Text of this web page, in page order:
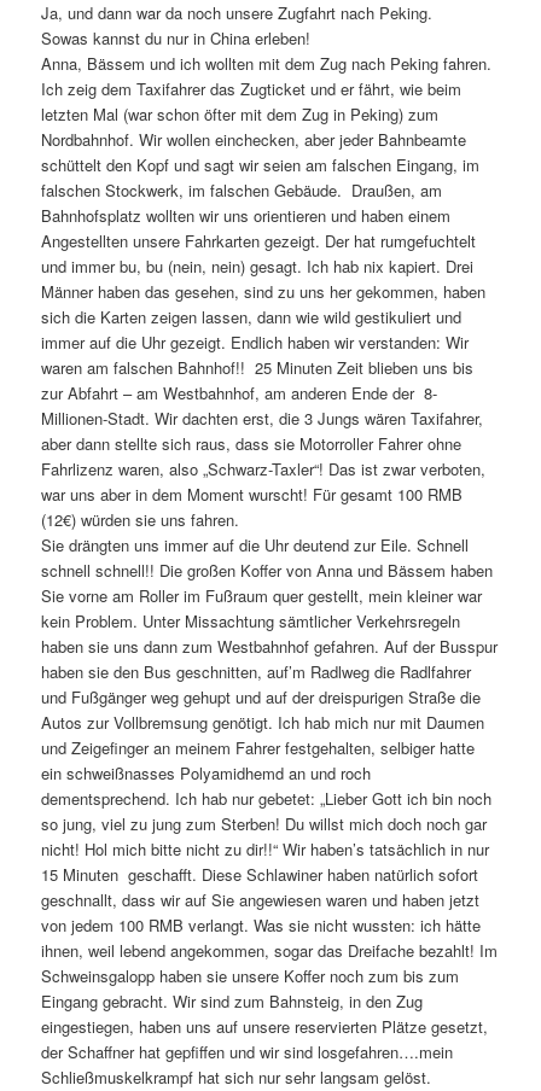
Ja, und dann war da noch unsere Zugfahrt nach Peking.
Sowas kannst du nur in China erleben!
Anna, Bässem und ich wollten mit dem Zug nach Peking fahren.
Ich zeig dem Taxifahrer das Zugticket und er fährt, wie beim
letzten Mal (war schon öfter mit dem Zug in Peking) zum
Nordbahnhof. Wir wollen einchecken, aber jeder Bahnbeamte
schüttelt den Kopf und sagt wir seien am falschen Eingang, im
falschen Stockwerk, im falschen Gebäude. Draußen, am
Bahnhofsplatz wollten wir uns orientieren und haben einem
Angestellten unsere Fahrkarten gezeigt. Der hat rumgefuchtelt
und immer bu, bu (nein, nein) gesagt. Ich hab nix kapiert. Drei
Männer haben das gesehen, sind zu uns her gekommen, haben
sich die Karten zeigen lassen, dann wie wild gestikuliert und
immer auf die Uhr gezeigt. Endlich haben wir verstanden: Wir
waren am falschen Bahnhof!! 25 Minuten Zeit blieben uns bis
zur Abfahrt – am Westbahnhof, am anderen Ende der 8-
Millionen-Stadt. Wir dachten erst, die 3 Jungs wären Taxifahrer,
aber dann stellte sich raus, dass sie Motorroller Fahrer ohne
Fahrlizenz waren, also „Schwarz-Taxler“! Das ist zwar verboten,
war uns aber in dem Moment wurscht! Für gesamt 100 RMB
(12€) würden sie uns fahren.
Sie drängten uns immer auf die Uhr deutend zur Eile. Schnell
schnell schnell!! Die großen Koffer von Anna und Bässem haben
Sie vorne am Roller im Fußraum quer gestellt, mein kleiner war
kein Problem. Unter Missachtung sämtlicher Verkehrsregeln
haben sie uns dann zum Westbahnhof gefahren. Auf der Busspur
haben sie den Bus geschnitten, auf’m Radlweg die Radlfahrer
und Fußgänger weg gehupt und auf der dreispurigen Straße die
Autos zur Vollbremsung genötigt. Ich hab mich nur mit Daumen
und Zeigefinger an meinem Fahrer festgehalten, selbiger hatte
ein schweißnasses Polyamidhemd an und roch
dementsprechend. Ich hab nur gebetet: „Lieber Gott ich bin noch
so jung, viel zu jung zum Sterben! Du willst mich doch noch gar
nicht! Hol mich bitte nicht zu dir!!“ Wir haben’s tatsächlich in nur
15 Minuten geschafft. Diese Schlawiner haben natürlich sofort
geschnallt, dass wir auf Sie angewiesen waren und haben jetzt
von jedem 100 RMB verlangt. Was sie nicht wussten: ich hätte
ihnen, weil lebend angekommen, sogar das Dreifache bezahlt! Im
Schweinsgalopp haben sie unsere Koffer noch zum bis zum
Eingang gebracht. Wir sind zum Bahnsteig, in den Zug
eingestiegen, haben uns auf unsere reservierten Plätze gesetzt,
der Schaffner hat gepfiffen und wir sind losgefahren….mein
Schließmuskelkrampf hat sich nur sehr langsam gelöst.